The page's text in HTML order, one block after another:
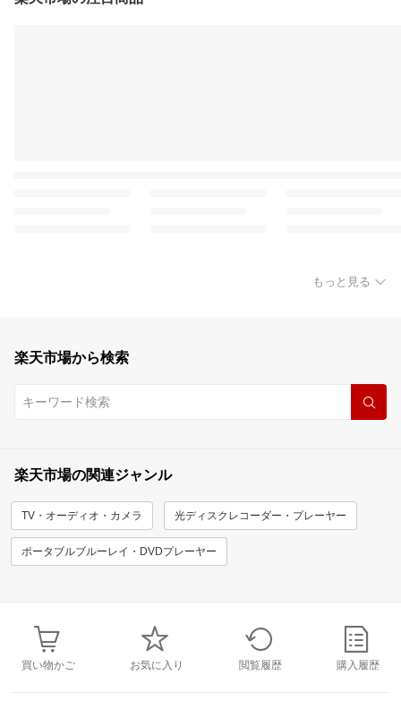
もっと見る
楽天市場から検索
楽天市場の関連ジャンル
TV・オーディオ・カメラ 光ディスクレコーダー・プレーヤー
ポータブルブルーレイ・DVDプレーヤー
買い物かご お気に入り 閲覧履歴 購入履歴